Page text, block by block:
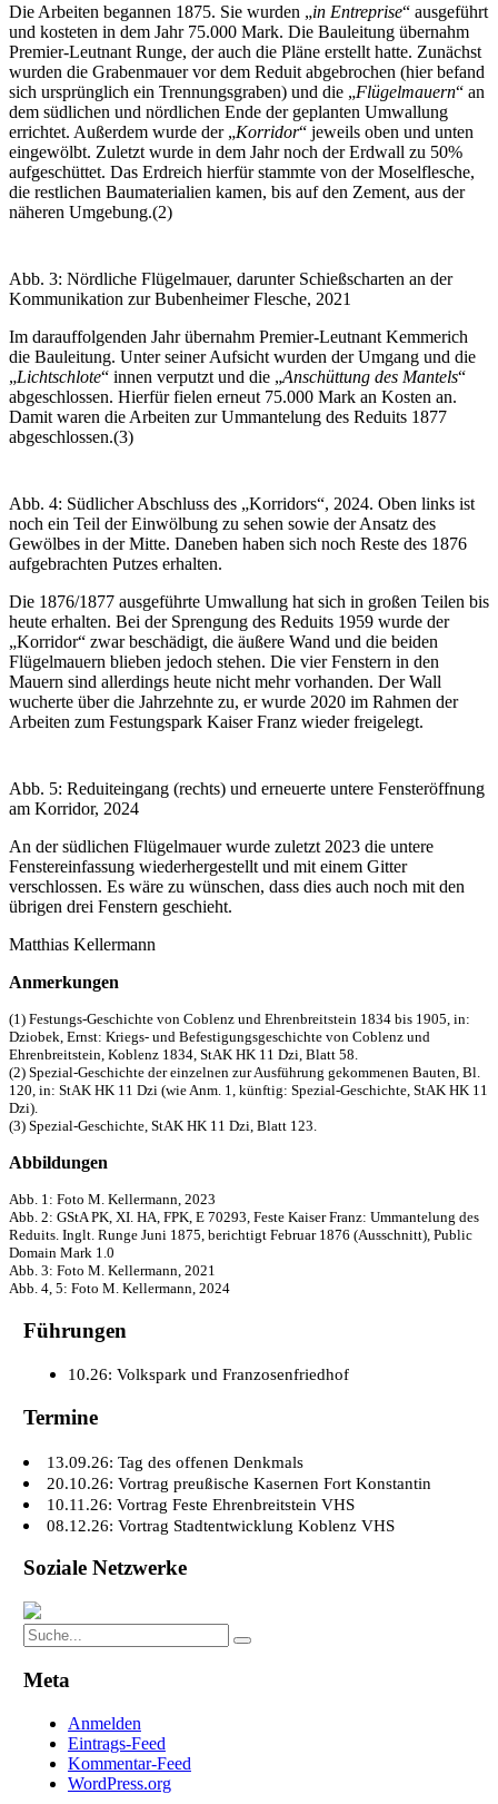
Die Arbeiten begannen 1875. Sie wurden „in Entreprise“ ausgeführt
und kosteten in dem Jahr 75.000 Mark. Die Bauleitung übernahm
Premier-Leutnant Runge, der auch die Pläne erstellt hatte. Zunächst
wurden die Grabenmauer vor dem Reduit abgebrochen (hier befand
sich ursprünglich ein Trennungsgraben) und die „Flügelmauern“ an
dem südlichen und nördlichen Ende der geplanten Umwallung
errichtet. Außerdem wurde der „Korridor“ jeweils oben und unten
eingewölbt. Zuletzt wurde in dem Jahr noch der Erdwall zu 50%
aufgeschüttet. Das Erdreich hierfür stammte von der Moselflesche,
die restlichen Baumaterialien kamen, bis auf den Zement, aus der
näheren Umgebung.(2)
Abb. 3: Nördliche Flügelmauer, darunter Schießscharten an der
Kommunikation zur Bubenheimer Flesche, 2021
Im darauffolgenden Jahr übernahm Premier-Leutnant Kemmerich
die Bauleitung. Unter seiner Aufsicht wurden der Umgang und die
„Lichtschlote“ innen verputzt und die „Anschüttung des Mantels“
abgeschlossen. Hierfür fielen erneut 75.000 Mark an Kosten an.
Damit waren die Arbeiten zur Ummantelung des Reduits 1877
abgeschlossen.(3)
Abb. 4: Südlicher Abschluss des „Korridors“, 2024. Oben links ist
noch ein Teil der Einwölbung zu sehen sowie der Ansatz des
Gewölbes in der Mitte. Daneben haben sich noch Reste des 1876
aufgebrachten Putzes erhalten.
Die 1876/1877 ausgeführte Umwallung hat sich in großen Teilen bis
heute erhalten. Bei der Sprengung des Reduits 1959 wurde der
„Korridor“ zwar beschädigt, die äußere Wand und die beiden
Flügelmauern blieben jedoch stehen. Die vier Fenstern in den
Mauern sind allerdings heute nicht mehr vorhanden. Der Wall
wucherte über die Jahrzehnte zu, er wurde 2020 im Rahmen der
Arbeiten zum Festungspark Kaiser Franz wieder freigelegt.
Abb. 5: Reduiteingang (rechts) und erneuerte untere Fensteröffnung
am Korridor, 2024
An der südlichen Flügelmauer wurde zuletzt 2023 die untere
Fenstereinfassung wiederhergestellt und mit einem Gitter
verschlossen. Es wäre zu wünschen, dass dies auch noch mit den
übrigen drei Fenstern geschieht.
Matthias Kellermann
Anmerkungen
(1) Festungs-Geschichte von Coblenz und Ehrenbreitstein 1834 bis 1905, in:
Dziobek, Ernst: Kriegs- und Befestigungsgeschichte von Coblenz und
Ehrenbreitstein, Koblenz 1834, StAK HK 11 Dzi, Blatt 58.
(2) Spezial-Geschichte der einzelnen zur Ausführung gekommenen Bauten, Bl.
120, in: StAK HK 11 Dzi (wie Anm. 1, künftig: Spezial-Geschichte, StAK HK 11
Dzi).
(3) Spezial-Geschichte, StAK HK 11 Dzi, Blatt 123.
Abbildungen
Abb. 1: Foto M. Kellermann, 2023
Abb. 2: GStA PK, XI. HA, FPK, E 70293, Feste Kaiser Franz: Ummantelung des
Reduits. Inglt. Runge Juni 1875, berichtigt Februar 1876 (Ausschnitt), Public
Domain Mark 1.0
Abb. 3: Foto M. Kellermann, 2021
Abb. 4, 5: Foto M. Kellermann, 2024
Führungen
10.26: Volkspark und Franzosenfriedhof
Termine
13.09.26: Tag des offenen Denkmals
20.10.26: Vortrag preußische Kasernen Fort Konstantin
10.11.26: Vortrag Feste Ehrenbreitstein VHS
08.12.26: Vortrag Stadtentwicklung Koblenz VHS
Soziale Netzwerke
Search
for:
Search
Meta
Anmelden
Eintrags-Feed
Kommentar-Feed
WordPress.org